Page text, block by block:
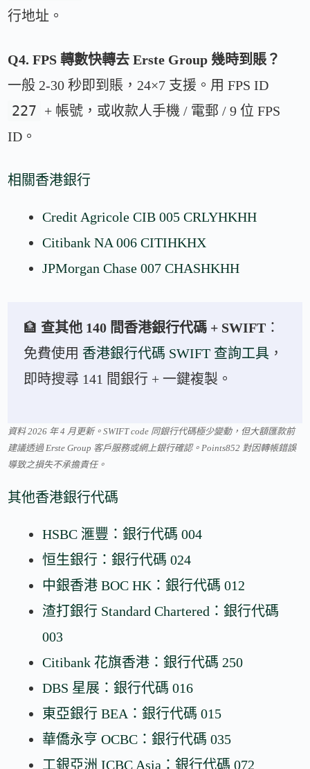
行地址。
Q4. FPS 轉數快轉去 Erste Group 幾時到賬？
一般 2-30 秒即到賬，24×7 支援。用 FPS ID
227 + 帳號，或收款人手機 / 電郵 / 9 位 FPS
ID。
相關香港銀行
Credit Agricole CIB 005 CRLYHKHH
Citibank NA 006 CITIHKHX
JPMorgan Chase 007 CHASHKHH
🏦 查其他 140 間香港銀行代碼 + SWIFT：
免費使用 香港銀行代碼 SWIFT 查詢工具 ，
即時搜尋 141 間銀行 + 一鍵複製。
資料 2026 年 4 月更新。SWIFT code 同銀行代碼極少變動，但大額匯款前
建議透過 Erste Group 客戶服務或網上銀行確認。Points852 對因轉帳錯誤
導致之損失不承擔責任。
其他香港銀行代碼
HSBC 滙豐：銀行代碼 004
恒生銀行：銀行代碼 024
中銀香港 BOC HK：銀行代碼 012
渣打銀行 Standard Chartered：銀行代碼
003
Citibank 花旗香港：銀行代碼 250
DBS 星展：銀行代碼 016
東亞銀行 BEA：銀行代碼 015
華僑永亨 OCBC：銀行代碼 035
工銀亞洲 ICBC Asia：銀行代碼 072